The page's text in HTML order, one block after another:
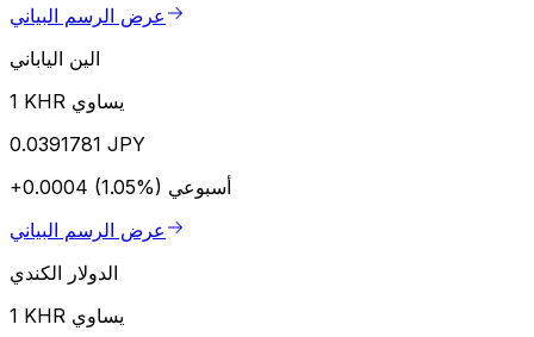
عرض الرسم البياني
الين الياباني
1 KHR يساوي
0.0391781 JPY
+0.0004 (1.05%) أسبوعي
عرض الرسم البياني
الدولار الكندي
1 KHR يساوي